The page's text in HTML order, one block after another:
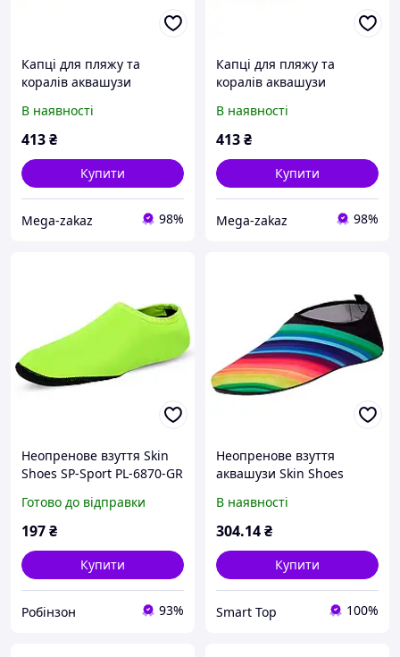
Капці для пляжу та
коралів аквашузи
розмір 35-36 Grey
В наявності
413₴
Купити
Mega-zakaz 98%
Капці для пляжу та
коралів аквашузи
розмір 35-36 Black
В наявності
413₴
Купити
Mega-zakaz 98%
Неопренове взуття Skin
Shoes SP-Sport PL-6870-GR
Готово до відправки
197₴
Купити
Робінзон 93%
Неопренове взуття
аквашузи Skin Shoes
PL-1814B розмір 26-35
чорний
В наявності
304.14₴
Купити
Smart Top 100%